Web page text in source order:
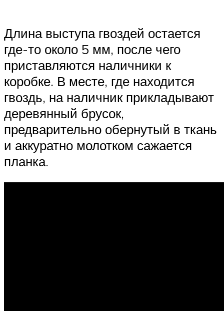
Длина выступа гвоздей остается
где-то около 5 мм, после чего
приставляются наличники к
коробке. В месте, где находится
гвоздь, на наличник прикладывают
деревянный брусок,
предварительно обернутый в ткань
и аккуратно молотком сажается
планка.